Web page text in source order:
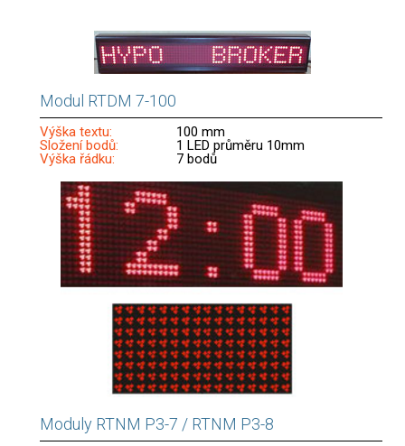
Modul RTDM 7-100
Výška textu:
100 mm
Složení bodů:
1 LED průměru 10mm
Výška řádku:
7 bodů
Moduly RTNM P3-7 / RTNM P3-8